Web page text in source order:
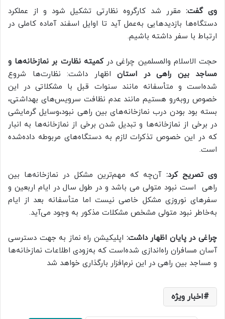
وی گفت: مقرر شد کارگروه نظارتی تشکیل شود و از عملکرد
دستگاه‌ها بازدیدهایی به‌عمل آید تا اوایل اسفند آماده کاملی در
ارتباط با سفر داشته باشیم.
حجت الاسلام والمسلمین چراغی در کمیته نظارت بر نمازخانه‌ها و
مساجد بین راهی در استان اظهار داشت: نظارت‌ها شروع
شده‌است و متأسفانه مانند سنوات قبل با مشکلاتی در این
خصوص روبه‌رو هستیم مانند عدم نظافت سرویس‌های بهداشتی،
بسته بود بودن درب نمازخانه‌های بین راهی نبود،وسایل گرمایشی
در برخی از نمازخانه‌ها و تبدیل شدن برخی از نمازخانه‌ها به انبار
که در این خصوص تذکرات لازم به دستگاه‌های مربوطه داده‌شده
است.
وی تصریح کرد: آن‌چه که مهم‌ترین مشکل در نمازخانه‌ها بین
راهی است نبود متولی می باشد و در طول سال در ایام اربعین و
سفرهای نوروزی مشکل خاصی نیست اما متأسفانه بعد از ایام
به‌خاطر نبود متولی مشخص مشکلات مذکور به وجود می‌آید.
چراغی در پایان اظهار داشت: اپلیکیشن راه نماز به جهت دسترسی
آسان مسافران راه‌اندازی شده‌است که به‌زودی اطلاعات نمازخانه‌ها
و مساجد بین راهی در این نرم‌افزار بارگذاری خواهد شد
اخبار ویژه